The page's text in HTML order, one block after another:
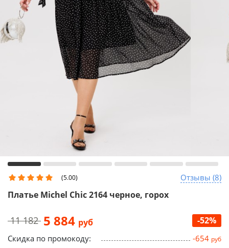
(5.00) Отзывы (8)
Платье Michel Chic 2164 черное, горох
11 182 5 884 руб -52%
Скидка по промокоду: -654 руб